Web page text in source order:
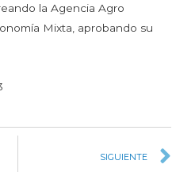
la Agencia Agro
Mixta, aprobando su
SIGUIENTE